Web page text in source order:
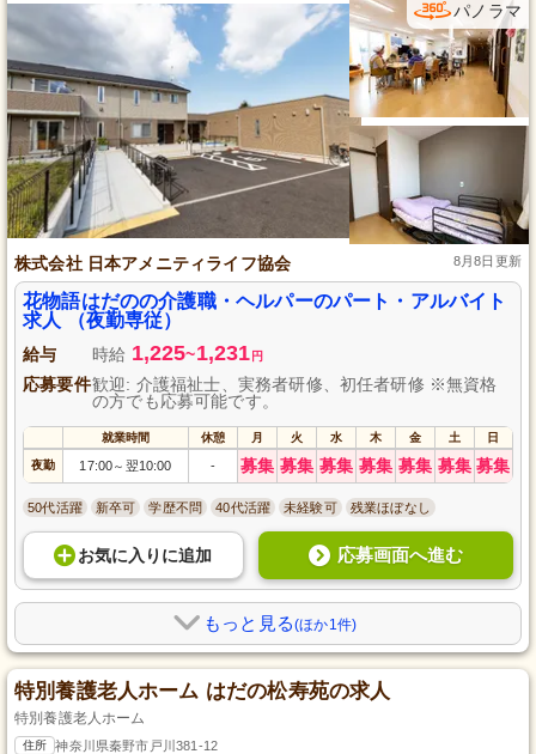
パノラマ
株式会社 日本アメニティライフ協会 8月8日更新
花物語はだのの介護職・ヘルパーのパート・アルバイト
求人 （夜勤専従）
給与 時給 1,225~1,231 円
応募要件歓迎: 介護福祉士、実務者研修、初任者研修 ※無資格
の方でも応募可能です。
就業時間 休憩 月 火 水 木 金 土 日
夜勤 17:00～ 翌10:00 - 募集 募集 募集 募集 募集 募集 募集
50代活躍 新卒可 学歴不問 40代活躍 未経験可 残業ほぼなし
お気に入り に追加 応募画面へ進む
もっと見る(ほか1件)
特別養護老人ホーム はだの松寿苑の求人
特別養護老人ホーム
住所 神奈川県秦野市戸川381-12